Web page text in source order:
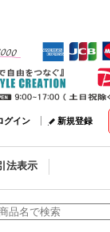
グイン 新規登録
法表示